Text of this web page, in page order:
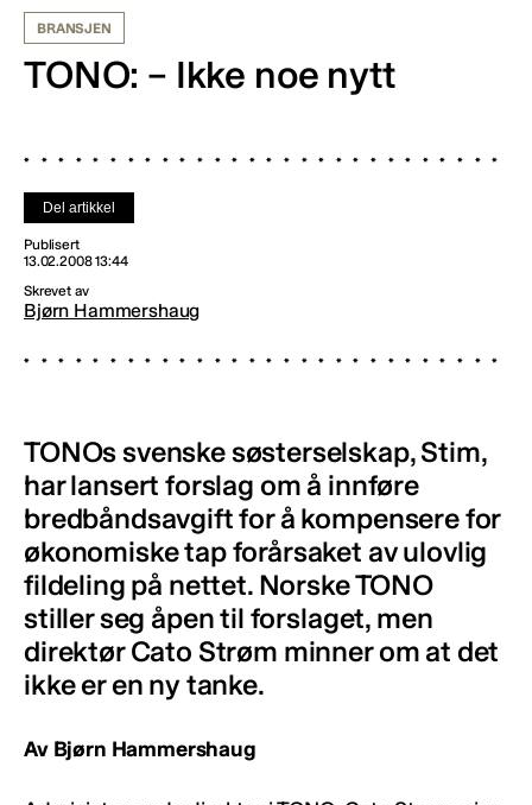
BRANSJEN
TONO: – Ikke noe nytt
Del artikkel
Publisert
13.02.2008 13:44
Skrevet av
Bjørn Hammershaug
TONOs svenske søsterselskap, Stim,
har lansert forslag om å innføre
bredbåndsavgift for å kompensere for
økonomiske tap forårsaket av ulovlig
fildeling på nettet. Norske TONO
stiller seg åpen til forslaget, men
direktør Cato Strøm minner om at det
ikke er en ny tanke.
Av Bjørn Hammershaug